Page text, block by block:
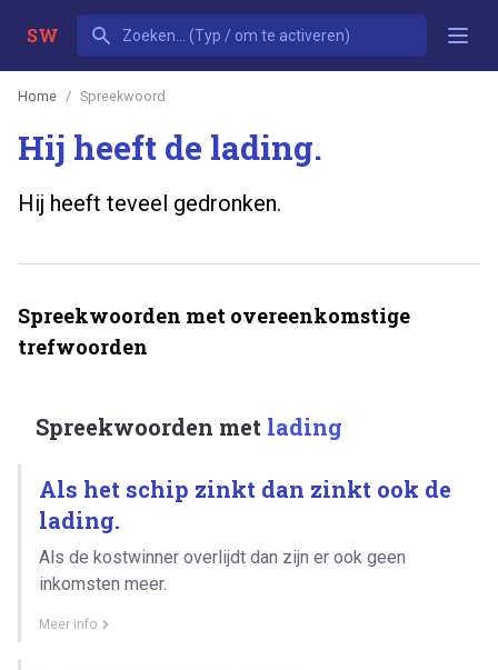
SW
Home Spreekwoord
Hij heeft de lading.
Hij heeft teveel gedronken.
Spreekwoorden met overeenkomstige
trefwoorden
Spreekwoorden met lading
Als het schip zinkt dan zinkt ook de
lading.
Als de kostwinner overlijdt dan zijn er ook geen
inkomsten meer.
Meer info